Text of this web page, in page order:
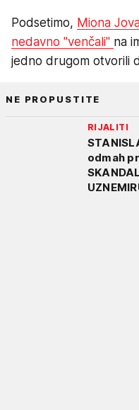
Podsetimo, Miona
nedavno "venčali" na
jedno drugom otvorili
NE PROPUSTITE
RIJALITI
odmah